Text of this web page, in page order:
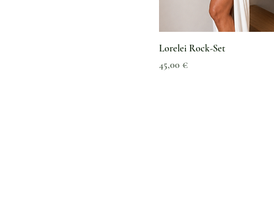
Lorelei Rock-Set
Preis
45,00 €